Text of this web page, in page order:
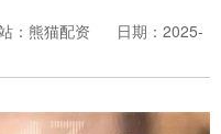
：熊猫配资
日期：2025-